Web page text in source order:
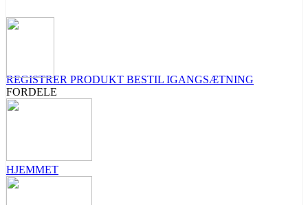
REGISTRER PRODUKT BESTIL IGANGSÆTNING
FORDELE
HJEMMET